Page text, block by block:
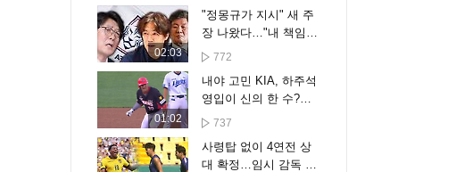
02:03
"정몽규가 지시" 새 주
장 나왔다…"내 책임
아니야" 결국
772
01:02
내야 고민 KIA, 하주석
영입이 신의 한 수?…
박찬호 떠난 유격수 자
737
사령탑 없이 4연전 상
대 확정…임시 감독 시